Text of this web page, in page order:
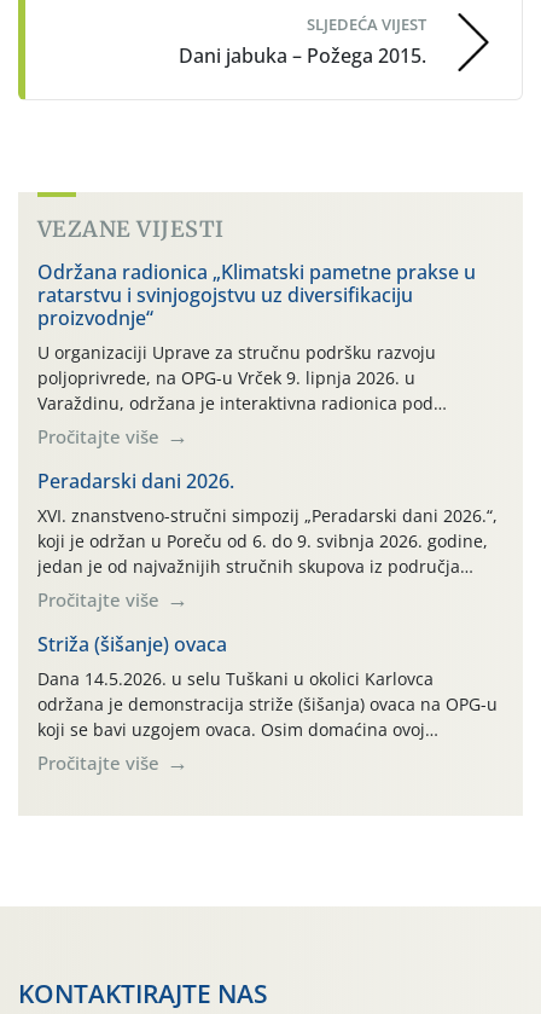
SLJEDEĆA VIJEST
Dani jabuka – Požega 2015.
VEZANE VIJESTI
Održana radionica „Klimatski pametne prakse u
ratarstvu i svinjogojstvu uz diversifikaciju
proizvodnje“
U organizaciji Uprave za stručnu podršku razvoju
poljoprivrede, na OPG-u Vrček 9. lipnja 2026. u
Varaždinu, održana je interaktivna radionica pod
nazivom “Klimatski pametne prakse u ratarstvu i
svinjogojstvu uz diversifikaciju proizvodnje”. Radionica je
organizirana u sklopu međunarodnog projekta Climate
Farm Demo (CFD) te stručnih radnih skupina „Klima i
okoliš“ i „Ratarstvo“. Ovaj demonstracijski događaj, […]
Pročitajte više
Peradarski dani 2026.
XVI. znanstveno-stručni simpozij „Peradarski dani 2026.“,
koji je održan u Poreču od 6. do 9. svibnja 2026. godine,
jedan je od najvažnijih stručnih skupova iz područja
peradarstva u Hrvatskoj i široj regiji.
Pročitajte više
Striža (šišanje) ovaca
Dana 14.5.2026. u selu Tuškani u okolici Karlovca
održana je demonstracija striže (šišanja) ovaca na OPG-u
koji se bavi uzgojem ovaca. Osim domaćina ovoj
demonstraciji striže prisustvovalo je desetak
poljoprivrednika iz različitih dijelova Karlovačke županije.
Pročitajte više
KONTAKTIRAJTE NAS